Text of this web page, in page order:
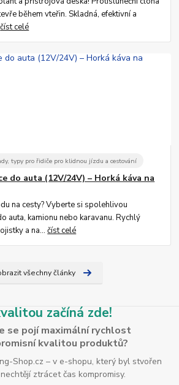
během vteřin. Skladná, efektivní a
číst celé
typy pro řidiče pro klidnou jízdu a cestování
do auta (12V/24V) – Horká káva na
na cesty? Vyberte si spolehlivou
auta, kamionu nebo karavanu. Rychlý
a na...číst celé
všechny články
začíná zde!
se pojí maximální rychlost
kvalitou produktů?
Shop.cz – v e-shopu, který byl stvořen
ztrácet čas kompromisy.